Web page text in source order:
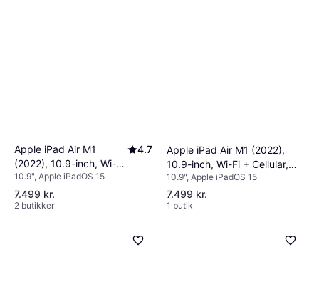
Apple iPad Air M1
(2022), 10.9-inch, Wi-Fi
+ Cellular, 64GB Pink
4.7
10.9", Apple iPadOS 15
7.499 kr.
2 butikker
Apple iPad Air M1 (2022),
10.9-inch, Wi-Fi + Cellular,
64GB Purple
10.9", Apple iPadOS 15
7.499 kr.
1 butik